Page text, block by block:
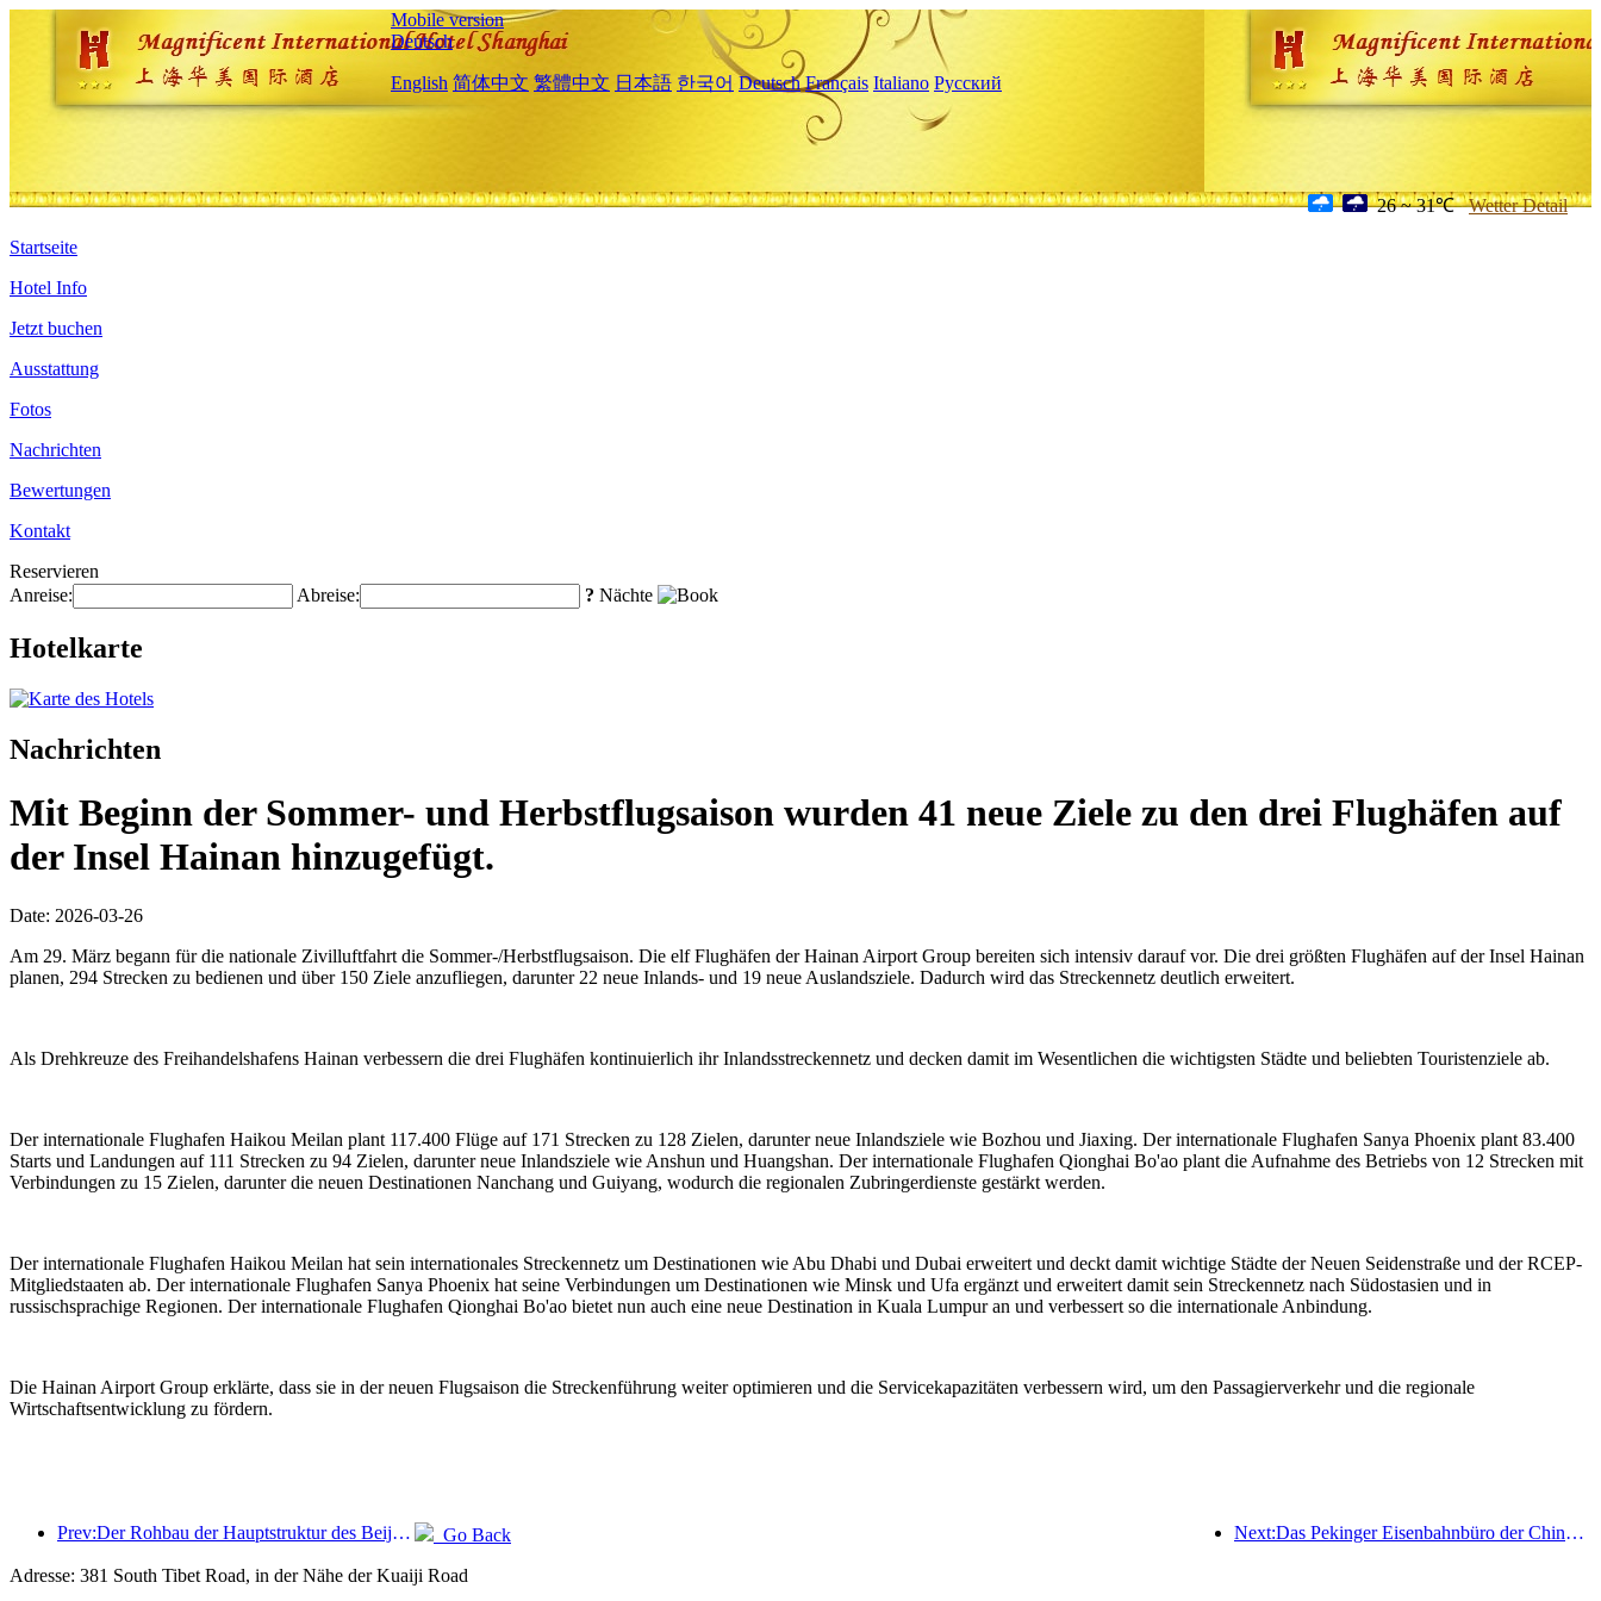
Mobile version
Deutsch
English 简体中文 繁體中文 日本語 한국어 Deutsch Français Italiano Русский
26 ~ 31℃ Wetter Detail
Startseite
Hotel Info
Jetzt buchen
Ausstattung
Fotos
Nachrichten
Bewertungen
Kontakt
Reservieren
Anreise:
Abreise: ? Nächte
Hotelkarte
Nachrichten
Mit Beginn der Sommer- und Herbstflugsaison wurden 41 neue Ziele zu den drei Flughäfen auf
der Insel Hainan hinzugefügt.
Date: 2026-03-26
Am 29. März begann für die nationale Zivilluftfahrt die Sommer-/Herbstflugsaison. Die elf Flughäfen der Hainan Airport Group bereiten sich intensiv darauf vor. Die drei größten Flughäfen auf der Insel Hainan
planen, 294 Strecken zu bedienen und über 150 Ziele anzufliegen, darunter 22 neue Inlands- und 19 neue Auslandsziele. Dadurch wird das Streckennetz deutlich erweitert.
Als Drehkreuze des Freihandelshafens Hainan verbessern die drei Flughäfen kontinuierlich ihr Inlandsstreckennetz und decken damit im Wesentlichen die wichtigsten Städte und beliebten Touristenziele ab.
Der internationale Flughafen Haikou Meilan plant 117.400 Flüge auf 171 Strecken zu 128 Zielen, darunter neue Inlandsziele wie Bozhou und Jiaxing. Der internationale Flughafen Sanya Phoenix plant 83.400
Starts und Landungen auf 111 Strecken zu 94 Zielen, darunter neue Inlandsziele wie Anshun und Huangshan. Der internationale Flughafen Qionghai Bo'ao plant die Aufnahme des Betriebs von 12 Strecken mit
Verbindungen zu 15 Zielen, darunter die neuen Destinationen Nanchang und Guiyang, wodurch die regionalen Zubringerdienste gestärkt werden.
Der internationale Flughafen Haikou Meilan hat sein internationales Streckennetz um Destinationen wie Abu Dhabi und Dubai erweitert und deckt damit wichtige Städte der Neuen Seidenstraße und der RCEP-
Mitgliedstaaten ab. Der internationale Flughafen Sanya Phoenix hat seine Verbindungen um Destinationen wie Minsk und Ufa ergänzt und erweitert damit sein Streckennetz nach Südostasien und in
russischsprachige Regionen. Der internationale Flughafen Qionghai Bo'ao bietet nun auch eine neue Destination in Kuala Lumpur an und verbessert so die internationale Anbindung.
Die Hainan Airport Group erklärte, dass sie in der neuen Flugsaison die Streckenführung weiter optimieren und die Servicekapazitäten verbessern wird, um den Passagierverkehr und die regionale
Wirtschaftsentwicklung zu fördern.
Prev:Der Rohbau der Hauptstruktur des Beijing Haichang Ocean Park soll bis Ende des Jahres fertiggestellt sein; die Fertigstellung und Eröffnung werden für das Jahr 2027 erwartet. Next:Das Pekinger Eisenbahnbüro der China Railway hat den Transportbetrieb anlässlich des Qingming-Festivals aufgenommen und rechnet mit 7,37 Millionen Fahrgästen.
Go Back
Adresse: 381 South Tibet Road, in der Nähe der Kuaiji Road